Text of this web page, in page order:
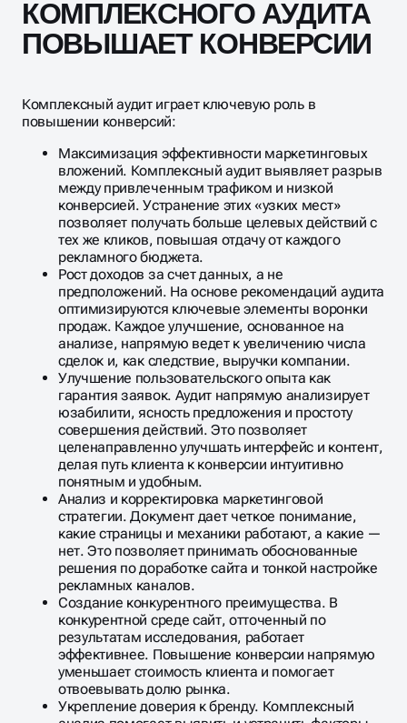
КОМПЛЕКСНОГО АУДИТА
ПОВЫШАЕТ КОНВЕРСИИ
Комплексный аудит играет ключевую роль в
повышении конверсий:
Максимизация эффективности маркетинговых
вложений. Комплексный аудит выявляет разрыв
между привлеченным трафиком и низкой
конверсией. Устранение этих «узких мест»
позволяет получать больше целевых действий с
тех же кликов, повышая отдачу от каждого
рекламного бюджета.
Рост доходов за счет данных, а не
предположений. На основе рекомендаций аудита
оптимизируются ключевые элементы воронки
продаж. Каждое улучшение, основанное на
анализе, напрямую ведет к увеличению числа
сделок и, как следствие, выручки компании.
Улучшение пользовательского опыта как
гарантия заявок. Аудит напрямую анализирует
юзабилити, ясность предложения и простоту
совершения действий. Это позволяет
целенаправленно улучшать интерфейс и контент,
делая путь клиента к конверсии интуитивно
понятным и удобным.
Анализ и корректировка маркетинговой
стратегии. Документ дает четкое понимание,
какие страницы и механики работают, а какие —
нет. Это позволяет принимать обоснованные
решения по доработке сайта и тонкой настройке
рекламных каналов.
Создание конкурентного преимущества. В
конкурентной среде сайт, отточенный по
результатам исследования, работает
эффективнее. Повышение конверсии напрямую
уменьшает стоимость клиента и помогает
отвоевывать долю рынка.
Укрепление доверия к бренду. Комплексный